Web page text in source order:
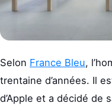
Selon France Bleu,
trentaine d’années. Il
d’Apple et a décidé de